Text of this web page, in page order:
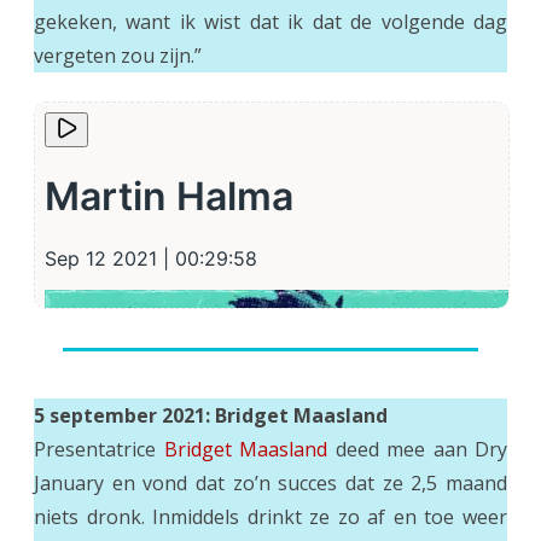
gekeken, want ik wist dat ik dat de volgende dag
vergeten zou zijn.”
5 september 2021: Bridget Maasland
Presentatrice Bridget Maasland deed mee aan Dry
January en vond dat zo’n succes dat ze 2,5 maand
niets dronk. Inmiddels drinkt ze zo af en toe weer